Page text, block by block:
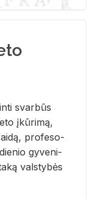
svar­būs
įkū­ri­mą,
pro­fe­so­
gy­ve­ni­
vals­ty­bės